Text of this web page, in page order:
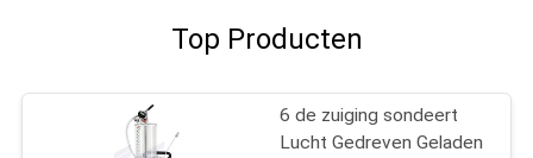
Top Producten
6 de zuiging sondeert
Lucht Gedreven Geladen